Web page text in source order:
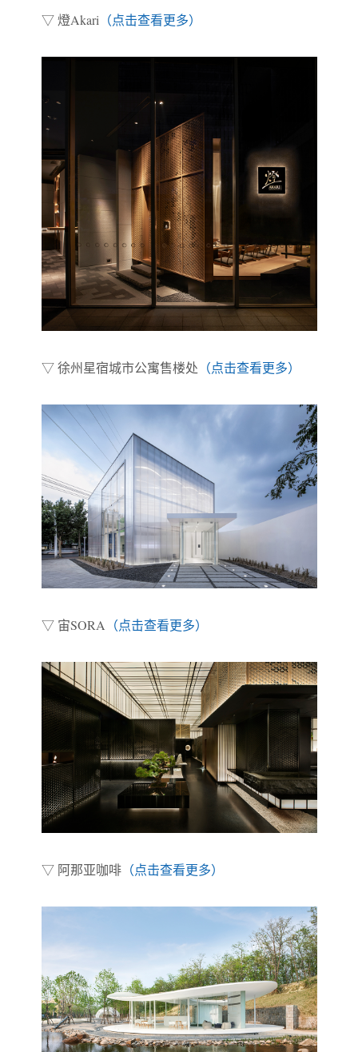
▽ 燈Akari （点击查看更多）
▽ 徐州星宿城市公寓售楼处 （点击查看更多）
▽ 宙SORA （点击查看更多）
▽ 阿那亚咖啡（点击查看更多）